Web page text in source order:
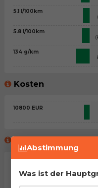
5.1 l/100km
5.8 l/100km
134 g/km
Kosten
10800 EUR
Abstimmung
Was ist der